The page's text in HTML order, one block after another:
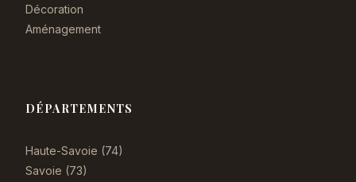
Décoration
Aménagement
DÉPARTEMENTS
Haute-Savoie (74)
Savoie (73)